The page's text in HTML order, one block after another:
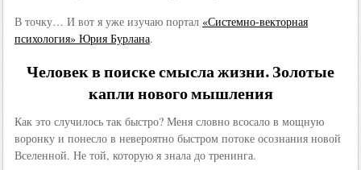
В точку… И вот я уже изучаю портал «Системно-векторная
психология» Юрия Бурлана.
Человек в поиске смысла жизни. Золотые
капли нового мышления
Как это случилось так быстро? Меня словно всосало в мощную
воронку и понесло в невероятно быстром потоке осознания новой
Вселенной. Не той, которую я знала до тренинга.